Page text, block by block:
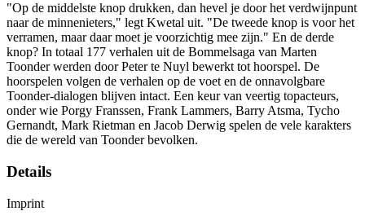
"Op de middelste knop drukken, dan hevel je door het verdwijnpunt
naar de minnenieters," legt Kwetal uit. "De tweede knop is voor het
verramen, maar daar moet je voorzichtig mee zijn." En de derde
knop? In totaal 177 verhalen uit de Bommelsaga van Marten
Toonder werden door Peter te Nuyl bewerkt tot hoorspel. De
hoorspelen volgen de verhalen op de voet en de onnavolgbare
Toonder-dialogen blijven intact. Een keur van veertig topacteurs,
onder wie Porgy Franssen, Frank Lammers, Barry Atsma, Tycho
Gernandt, Mark Rietman en Jacob Derwig spelen de vele karakters
die de wereld van Toonder bevolken.
Details
Imprint